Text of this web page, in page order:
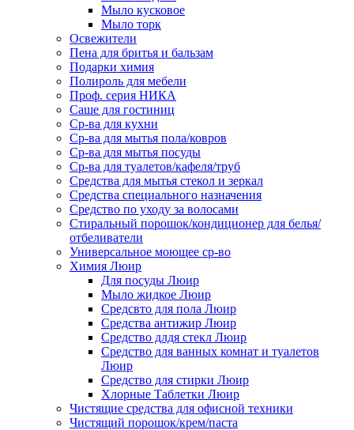
Мыло кусковое
Мыло торк
Освежители
Пена для бритья и бальзам
Подарки химия
Полироль для мебели
Проф. серия НИКА
Саше для гостиниц
Ср-ва для кухни
Ср-ва для мытья пола/ковров
Ср-ва для мытья посуды
Ср-ва для туалетов/кафеля/труб
Средства для мытья стекол и зеркал
Средства специального назначения
Средство по уходу за волосами
Стиральный порошок/кондиционер для белья/
отбеливатели
Универсальное моющее ср-во
Химия Люир
Для посуды Люир
Мыло жидкое Люир
Средсвто для пола Люир
Средства антижир Люир
Средство длдя стекл Люир
Средство для ванных комнат и туалетов
Люир
Средство для стирки Люир
Хлорные Таблетки Люир
Чистящие средства для офисной техники
Чистящий порошок/крем/паста